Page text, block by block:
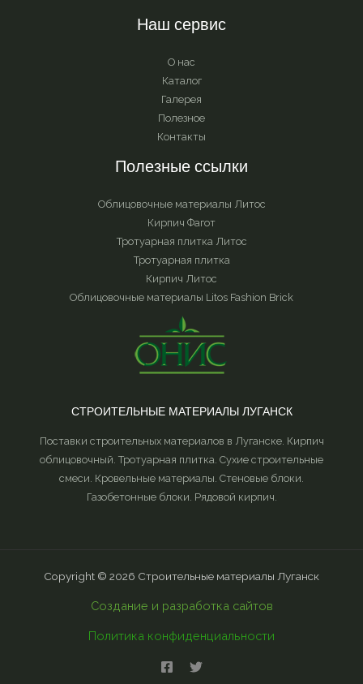
Наш сервис
О нас
Каталог
Галерея
Полезное
Контакты
Полезные ссылки
Облицовочные материалы Литос
Кирпич Фагот
Тротуарная плитка Литос
Тротуарная плитка
Кирпич Литос
Облицовочные материалы Litos Fashion Brick
СТРОИТЕЛЬНЫЕ МАТЕРИАЛЫ ЛУГАНСК
Поставки строительных материалов в Луганске. Кирпич
облицовочный. Тротуарная плитка. Сухие строительные
смеси. Кровельные материалы. Стеновые блоки.
Газобетонные блоки. Рядовой кирпич.
Copyright © 2026 Строительные материалы Луганск
Создание и разработка сайтов
Политика конфиденциальности